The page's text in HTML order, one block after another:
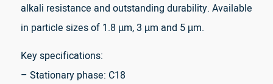
alkali resistance and outstanding durability. Available
in particle sizes of 1.8 µm, 3 µm and 5 µm.
Key specifications:
– Stationary phase: C18